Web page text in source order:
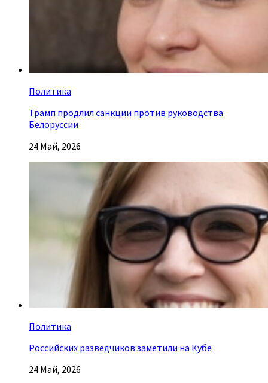
Политика
Трамп продлил санкции против руководства
Белоруссии
24 Май, 2026
Политика
Российских разведчиков заметили на Кубе
24 Май, 2026